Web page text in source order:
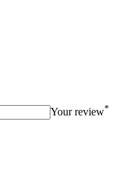
Your review*